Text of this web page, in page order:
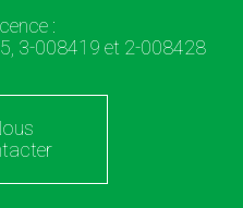
:
3-008419 et 2-008428